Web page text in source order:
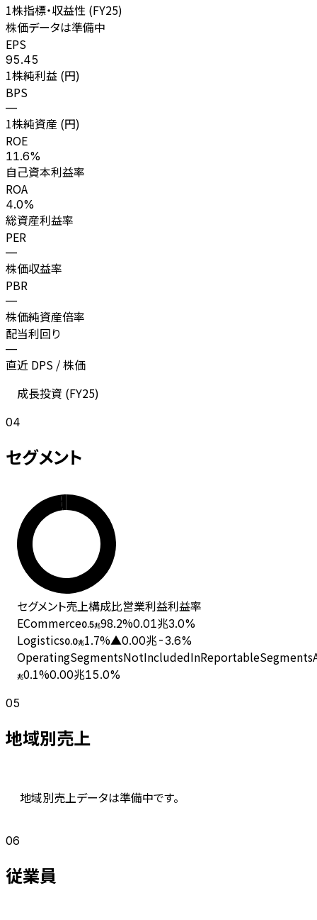
1株指標・収益性 (FY25)
株価データは準備中
EPS
95.45
1株純利益 (円)
BPS
—
1株純資産 (円)
ROE
11.6%
自己資本利益率
ROA
4.0%
総資産利益率
PER
—
株価収益率
PBR
—
株価純資産倍率
配当利回り
—
直近 DPS / 株価
成長投資 (FY25)
04
セグメント
セグメント売上構成比営業利益利益率
ECommerce0.5兆98.2%0.01兆3.0%
Logistics0.0兆1.7%▲0.00兆-3.6%
兆0.1%0.00兆15.0%
05
地域別売上
地域別売上データは準備中です。
06
従業員